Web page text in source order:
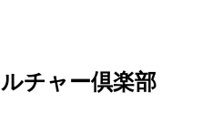
チャー倶楽部